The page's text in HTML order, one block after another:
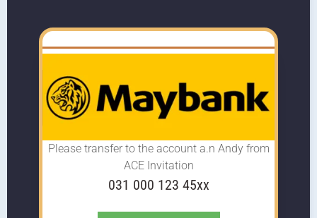
Please transfer to the account a.n Andy from
ACE Invitation
031 000 123 45xx